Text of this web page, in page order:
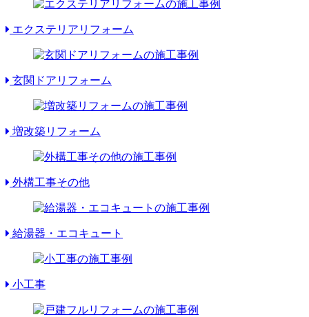
エクステリアリフォーム
玄関ドアリフォーム
増改築リフォーム
外構工事その他
給湯器・エコキュート
小工事